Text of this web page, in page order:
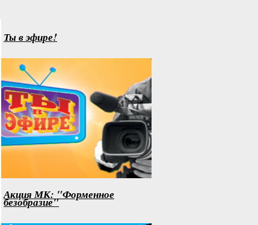
Ты в эфире!
Акция МК: "Форменное
безобразие"